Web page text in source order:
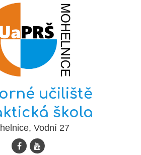
učiliště
škola
Vodní 27